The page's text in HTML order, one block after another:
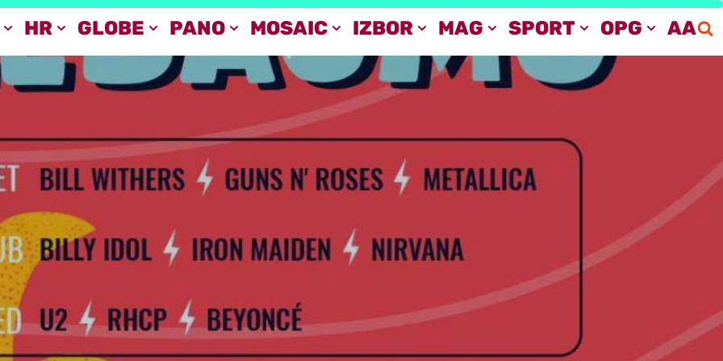
HR GLOBE PANO MOSAIC IZBOR MAG SPORT OPG AA